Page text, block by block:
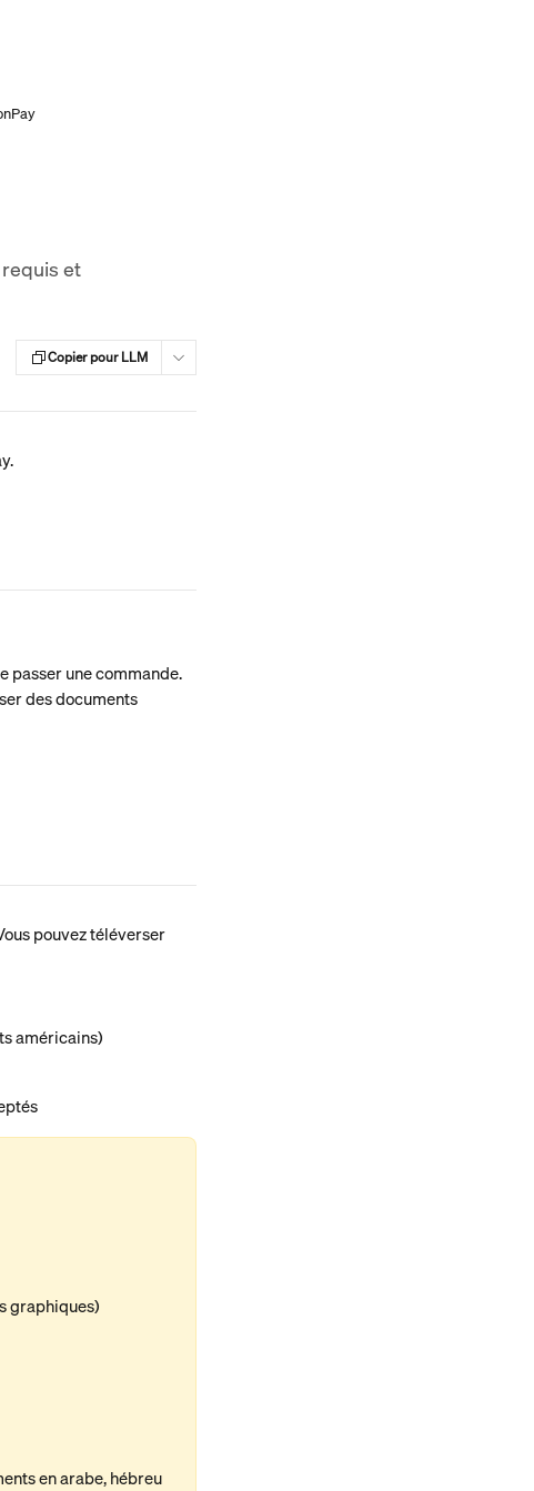
et
Copier pour LLM
passer une commande.
des documents
pouvez téléverser
américains)
graphiques)
en arabe, hébreu